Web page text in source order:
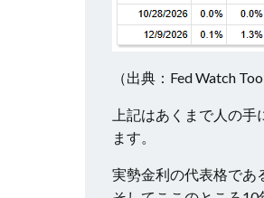
（出典：Fed Watch Tool
上記はあくまで人の
ます。
実勢金利の代表格であ